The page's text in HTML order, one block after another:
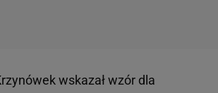
wskazał wzór dla